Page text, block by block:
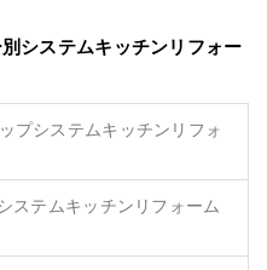
システムキッチンリフォー
プシステムキッチンリフォ
ステムキッチンリフォーム